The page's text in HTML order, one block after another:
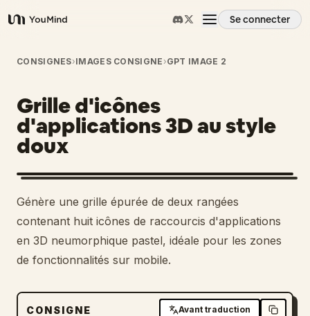
YouMind
Se connecter
Aperçu
Cas d'usage
Compétences
Invites
Tarifs
CONSIGNES›IMAGES CONSIGNE ›GPT IMAGE 2
Grille d'icônes
d'applications 3D au style
doux
Génère une grille épurée de deux rangées
contenant huit icônes de raccourcis d'applications
en 3D neumorphique pastel, idéale pour les zones
de fonctionnalités sur mobile.
CONSIGNE Avant traduction